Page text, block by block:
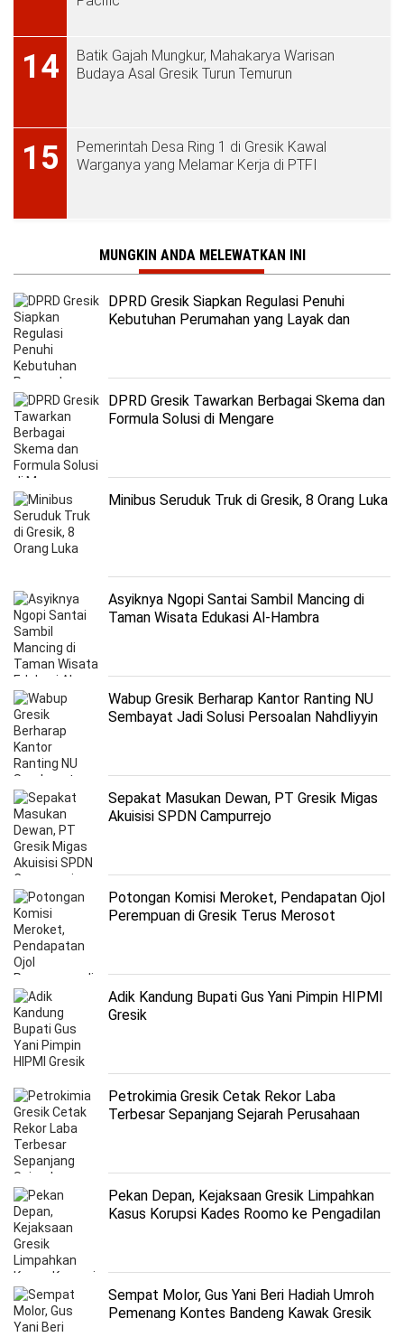
14
Batik Gajah Mungkur, Mahakarya Warisan
Budaya Asal Gresik Turun Temurun
15
Pemerintah Desa Ring 1 di Gresik Kawal
Warganya yang Melamar Kerja di PTFI
MUNGKIN ANDA MELEWATKAN INI
DPRD Gresik Siapkan Regulasi Penuhi
Kebutuhan Perumahan yang Layak dan
DPRD Gresik Tawarkan Berbagai Skema dan
Formula Solusi di Mengare
Minibus Seruduk Truk di Gresik, 8 Orang Luka
Asyiknya Ngopi Santai Sambil Mancing di
Taman Wisata Edukasi Al-Hambra
Wabup Gresik Berharap Kantor Ranting NU
Sembayat Jadi Solusi Persoalan Nahdliyyin
Sepakat Masukan Dewan, PT Gresik Migas
Akuisisi SPDN Campurrejo
Potongan Komisi Meroket, Pendapatan Ojol
Perempuan di Gresik Terus Merosot
Adik Kandung Bupati Gus Yani Pimpin HIPMI
Gresik
Petrokimia Gresik Cetak Rekor Laba
Terbesar Sepanjang Sejarah Perusahaan
Pekan Depan, Kejaksaan Gresik Limpahkan
Kasus Korupsi Kades Roomo ke Pengadilan
Sempat Molor, Gus Yani Beri Hadiah Umroh
Pemenang Kontes Bandeng Kawak Gresik